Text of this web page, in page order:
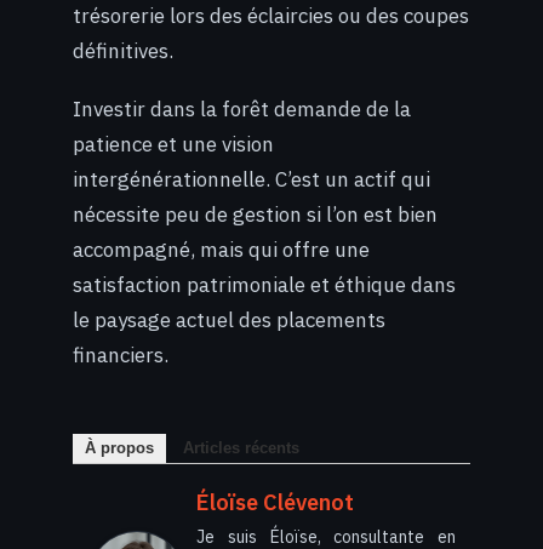
trésorerie lors des éclaircies ou des coupes
définitives.
Investir dans la forêt demande de la
patience et une vision
intergénérationnelle. C’est un actif qui
nécessite peu de gestion si l’on est bien
accompagné, mais qui offre une
satisfaction patrimoniale et éthique dans
le paysage actuel des placements
financiers.
À propos Articles récents
Éloïse Clévenot
Je suis Éloïse, consultante en